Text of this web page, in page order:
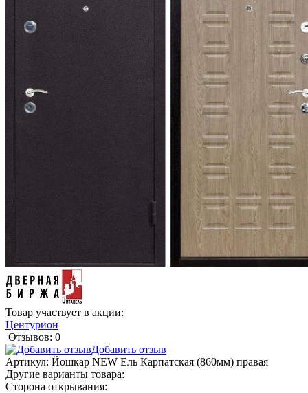
Товар участвует в акции:
Центурион
Отзывов: 0
Добавить отзыв
Артикул: Йошкар NEW Ель Карпатская (860мм) правая
Другие варианты товара:
Сторона открывания: